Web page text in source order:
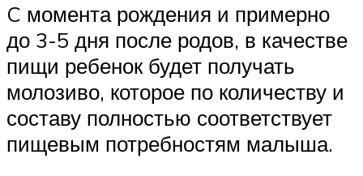
C момента рождения и примерно
до 3-5 дня после родов, в качестве
пищи ребенок будет получать
молозиво, которое по количеству и
составу полностью соответствует
пищевым потребностям малыша.